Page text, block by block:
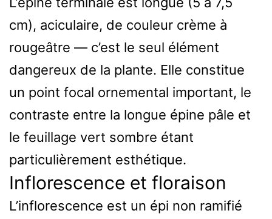
cm), aciculaire, de couleur crème à
rougeâtre — c’est le seul élément
dangereux de la plante. Elle constitue
un point focal ornemental important, le
contraste entre la longue épine pâle et
le feuillage vert sombre étant
particulièrement esthétique.
Inflorescence et floraison
L’inflorescence est un épi non ramifié